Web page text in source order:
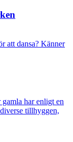
att dansa? Känner
har enligt en
tillhyggen,